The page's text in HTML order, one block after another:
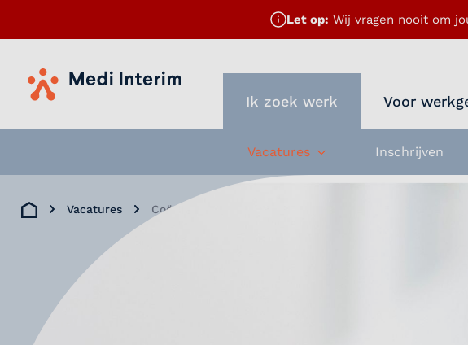
Let op: Wij vragen nooit om
Home
Ik zoek werk Voor
Vacatures
Inschrijven
Home
Vacatures Coördinator Beschermd Wonen